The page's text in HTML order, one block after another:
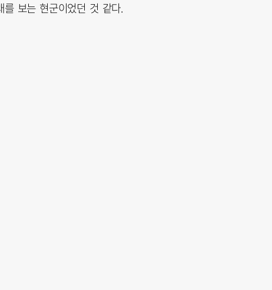
보는 현군이었던 것 같다.